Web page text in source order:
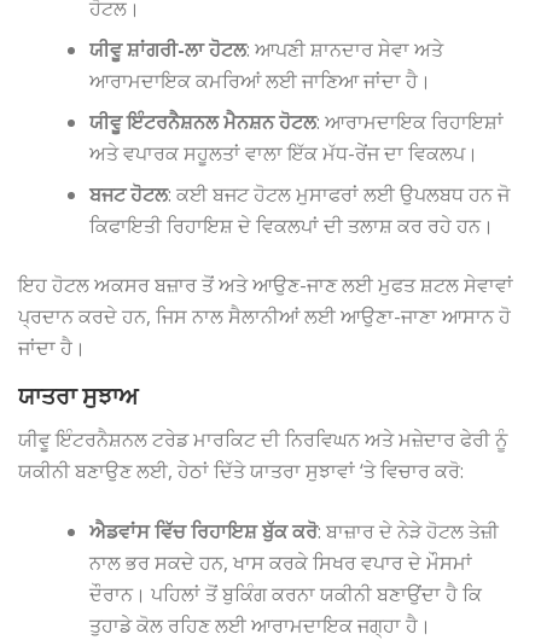
ਹੋਟਲ।
ਯੀਵੂ ਸ਼ਾਂਗਰੀ-ਲਾ ਹੋਟਲ: ਆਪਣੀ ਸ਼ਾਨਦਾਰ ਸੇਵਾ ਅਤੇ
ਆਰਾਮਦਾਇਕ ਕਮਰਿਆਂ ਲਈ ਜਾਣਿਆ ਜਾਂਦਾ ਹੈ।
ਯੀਵੂ ਇੰਟਰਨੈਸ਼ਨਲ ਮੈਨਸ਼ਨ ਹੋਟਲ: ਆਰਾਮਦਾਇਕ ਰਿਹਾਇਸ਼ਾਂ
ਅਤੇ ਵਪਾਰਕ ਸਹੂਲਤਾਂ ਵਾਲਾ ਇੱਕ ਮੱਧ-ਰੇਂਜ ਦਾ ਵਿਕਲਪ।
ਬਜਟ ਹੋਟਲ: ਕਈ ਬਜਟ ਹੋਟਲ ਮੁਸਾਫਰਾਂ ਲਈ ਉਪਲਬਧ ਹਨ ਜੋ
ਕਿਫਾਇਤੀ ਰਿਹਾਇਸ਼ ਦੇ ਵਿਕਲਪਾਂ ਦੀ ਤਲਾਸ਼ ਕਰ ਰਹੇ ਹਨ।
ਇਹ ਹੋਟਲ ਅਕਸਰ ਬਜ਼ਾਰ ਤੋਂ ਅਤੇ ਆਉਣ-ਜਾਣ ਲਈ ਮੁਫਤ ਸ਼ਟਲ ਸੇਵਾਵਾਂ
ਪ੍ਰਦਾਨ ਕਰਦੇ ਹਨ, ਜਿਸ ਨਾਲ ਸੈਲਾਨੀਆਂ ਲਈ ਆਉਣਾ-ਜਾਣਾ ਆਸਾਨ ਹੋ
ਜਾਂਦਾ ਹੈ।
ਯਾਤਰਾ ਸੁਝਾਅ
ਯੀਵੂ ਇੰਟਰਨੈਸ਼ਨਲ ਟਰੇਡ ਮਾਰਕਿਟ ਦੀ ਨਿਰਵਿਘਨ ਅਤੇ ਮਜ਼ੇਦਾਰ ਫੇਰੀ ਨੂੰ
ਯਕੀਨੀ ਬਣਾਉਣ ਲਈ, ਹੇਠਾਂ ਦਿੱਤੇ ਯਾਤਰਾ ਸੁਝਾਵਾਂ ‘ਤੇ ਵਿਚਾਰ ਕਰੋ:
ਐਡਵਾਂਸ ਵਿੱਚ ਰਿਹਾਇਸ਼ ਬੁੱਕ ਕਰੋ: ਬਾਜ਼ਾਰ ਦੇ ਨੇੜੇ ਹੋਟਲ ਤੇਜ਼ੀ
ਨਾਲ ਭਰ ਸਕਦੇ ਹਨ, ਖਾਸ ਕਰਕੇ ਸਿਖਰ ਵਪਾਰ ਦੇ ਮੌਸਮਾਂ
ਦੌਰਾਨ। ਪਹਿਲਾਂ ਤੋਂ ਬੁਕਿੰਗ ਕਰਨਾ ਯਕੀਨੀ ਬਣਾਉਂਦਾ ਹੈ ਕਿ
ਤੁਹਾਡੇ ਕੋਲ ਰਹਿਣ ਲਈ ਆਰਾਮਦਾਇਕ ਜਗ੍ਹਾ ਹੈ।